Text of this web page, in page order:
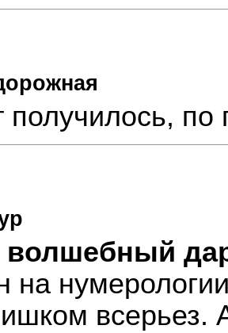
получилось, по
волшебный
на
всерьез.